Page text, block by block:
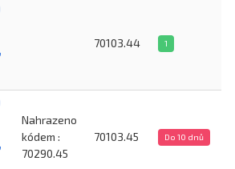
70103.44 1
Nahrazeno
kódem :
70290.45
70103.45 Do 10 dnů